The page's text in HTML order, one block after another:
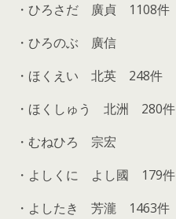
・ひろさだ 廣貞 1108件
・ひろのぶ 廣信
・ほくえい 北英 248件
・ほくしゅう 北洲 280件
・むねひろ 宗宏
・よしくに よし國 179件
・よしたき 芳瀧 1463件